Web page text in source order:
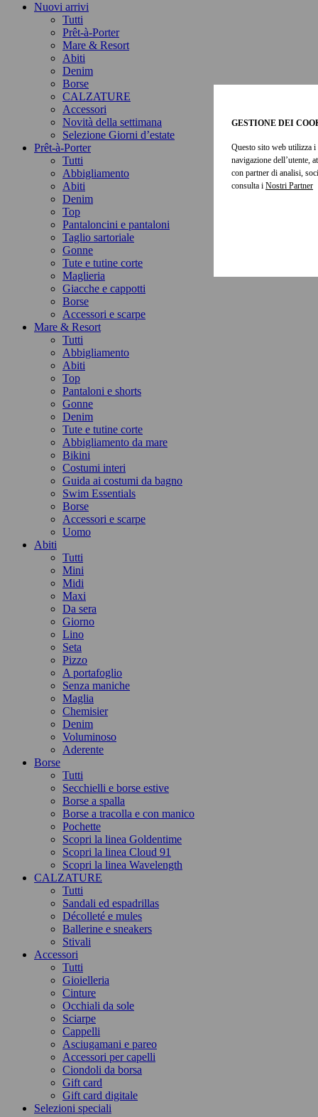
GESTIONE DEI
Questo sito web utilizza
navigazione dell’utente,
con partner di analisi,
consulta i
Nuovi arrivi
Tutti
Prêt-à-Porter
Mare & Resort
Abiti
Denim
Borse
CALZATURE
Accessori
Novità della settimana
Selezione Giorni d’estate
Prêt-à-Porter
Tutti
Abbigliamento
Abiti
Denim
Top
Pantaloncini e pantaloni
Taglio sartoriale
Gonne
Tute e tutine corte
Maglieria
Giacche e cappotti
Borse
Accessori e scarpe
Mare & Resort
Tutti
Abbigliamento
Abiti
Top
Pantaloni e shorts
Gonne
Denim
Tute e tutine corte
Abbigliamento da mare
Bikini
Costumi interi
Guida ai costumi da bagno
Swim Essentials
Borse
Accessori e scarpe
Uomo
Abiti
Tutti
Mini
Midi
Maxi
Da sera
Giorno
Lino
Seta
Pizzo
A portafoglio
Senza maniche
Maglia
Chemisier
Denim
Voluminoso
Aderente
Borse
Tutti
Secchielli e borse estive
Borse a spalla
Borse a tracolla e con manico
Pochette
Scopri la linea Goldentime
Scopri la linea Cloud 91
Scopri la linea Wavelength
CALZATURE
Tutti
Sandali ed espadrillas
Décolleté e mules
Ballerine e sneakers
Stivali
Accessori
Tutti
Gioielleria
Cinture
Occhiali da sole
Sciarpe
Cappelli
Asciugamani e pareo
Accessori per capelli
Ciondoli da borsa
Gift card
Gift card digitale
Selezioni speciali